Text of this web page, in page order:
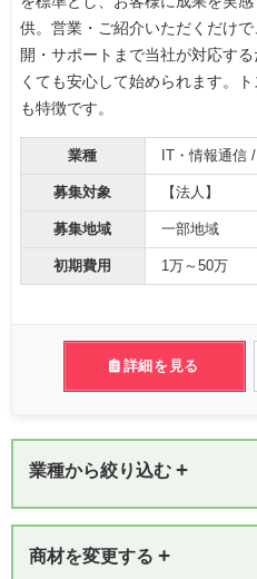
供。営業・ご紹介いただくだけ
開・サポートまで当社が対応す
くても安心して始められます。
も特徴です。
業種 IT・情報通信
募集対象 【法人】
募集地域 一部地域
初期費用 1万～50万
詳細を見る
業種から絞り込む +
商材を変更する +